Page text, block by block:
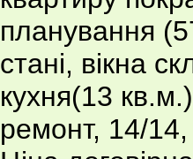
планування
стані, вікна
кухня(13
ремонт, 14/